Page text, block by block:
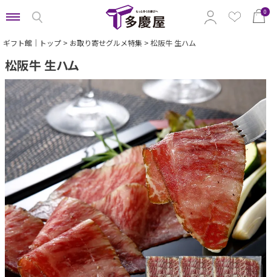
0
特集から選ぶ
予算から選ぶ
カテゴリから選ぶ
贈る相手から選ぶ
ギフト館｜トップ お取り寄せグルメ特集 松阪牛 生ハム
松阪牛 生ハム